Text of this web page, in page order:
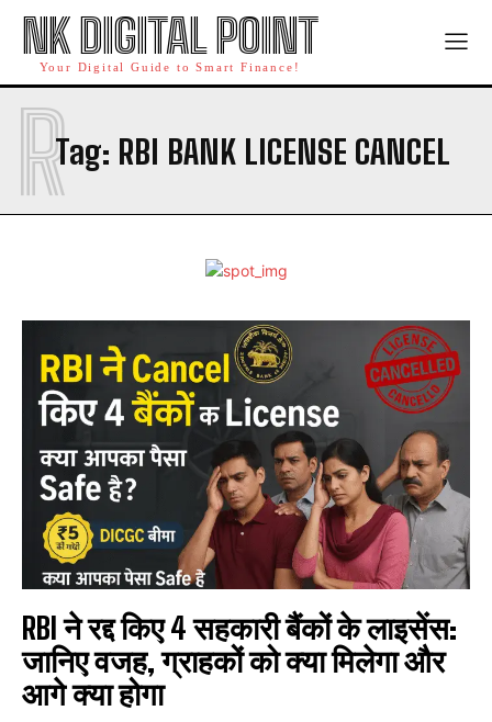
NK DIGITAL POINT
Your Digital Guide to Smart Finance!
Tag: RBI BANK LICENSE CANCEL
R
RBI ने रद्द किए 4 सहकारी बैंकों के लाइसेंस:
जानिए वजह, ग्राहकों को क्या मिलेगा और
आगे क्या होगा